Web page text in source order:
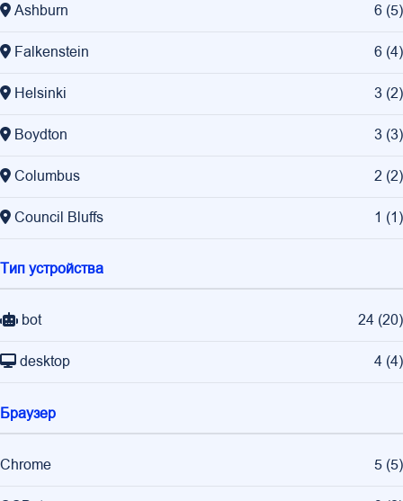
Ashburn 6 (5)
Falkenstein 6 (4)
Helsinki 3 (2)
Boydton 3 (3)
Columbus 2 (2)
Council Bluffs 1 (1)
Тип устройства
bot 24 (20)
desktop 4 (4)
Браузер
Chrome 5 (5)